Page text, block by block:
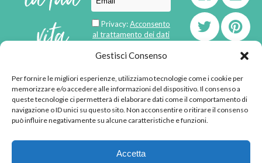
Gestisci Consenso
Per fornire le migliori esperienze, utilizziamo tecnologie come i cookie per
memorizzare e/o accedere alle informazioni del dispositivo. Il consenso a
queste tecnologie ci permetterà di elaborare dati come il comportamento di
navigazione o ID unici su questo sito. Non acconsentire o ritirare il consenso
può influire negativamente su alcune caratteristiche e funzioni.
Accetta
vita
di
emozioni
Privacy:Acconsento
al trattamento dei dati
born inMaMaStudiOs